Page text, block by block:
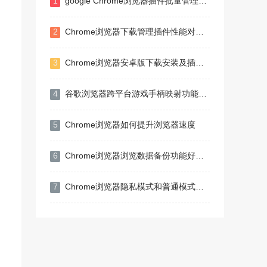
2 Chrome浏览器下载管理插件性能对比分析
3 Chrome浏览器安卓版下载安装及插件配置
4 谷歌浏览器跨平台游戏手柄映射功能开发指南
5 Chrome浏览器如何提升浏览器速度
6 Chrome浏览器浏览数据备份功能好用吗
7 Chrome浏览器隐私模式和普通模式区别